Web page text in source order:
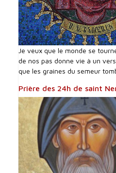
Je veux que le monde se
de nos pas donne vie à un
que les graines du semeur
Prière des 24h de saint